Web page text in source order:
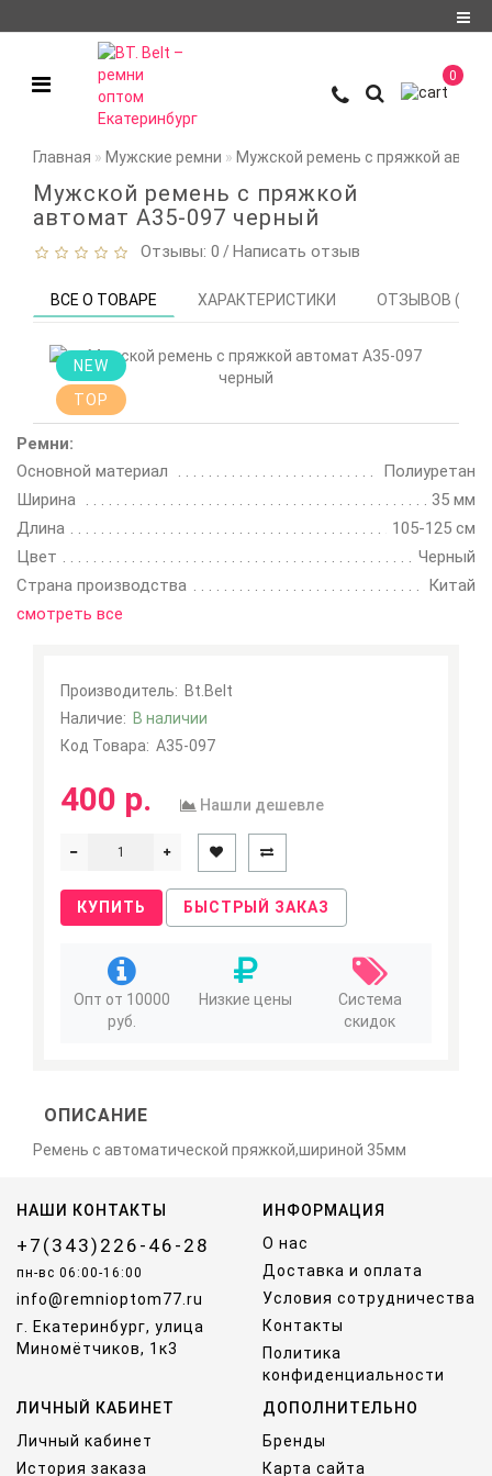
Авторизация
Доставка и оплата
Условия
сотрудничества
Политика
Контакты
товаров 0
0
Главная Мужские ремни Мужской ремень с пряжкой
Мужской ремень с пряжкой
автомат A35-097 черный
Отзывы: 0 /Написать отзыв
ВСЕ О ТОВАРЕ ХАРАКТЕРИСТИКИ ОТЗЫВОВ (0)
NEW
TOP
Ремни:
Основной материал
Полиуретан
Ширина
35 мм
Длина
105-125 см
Цвет
Черный
Страна производства
Китай
смотреть все
Производитель: Bt.Belt
Наличие: В наличии
Код Товара: A35-097
400 р. Нашли дешевле
КУПИТЬ БЫСТРЫЙ ЗАКАЗ
Опт от 10000
руб.
Низкие цены
Система
скидок
ОПИСАНИЕ
Ремень с автоматической пряжкой,шириной 35мм
НАШИ КОНТАКТЫ
+7(343)226-46-28
пн-вс 06:00-16:00
info@remnioptom77.ru
г. Екатеринбург, улица
Миномётчиков, 1к3
ИНФОРМАЦИЯ
О нас
Доставка и оплата
Условия сотрудничества
Контакты
Политика
конфиденциальности
ЛИЧНЫЙ КАБИНЕТ
Личный кабинет
История заказа
ДОПОЛНИТЕЛЬНО
Бренды
Карта сайта